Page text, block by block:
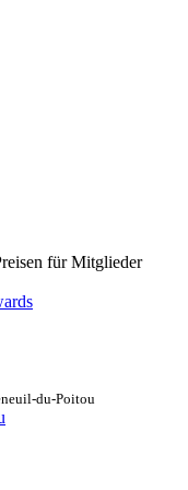
für Mitglieder
du-Poitou